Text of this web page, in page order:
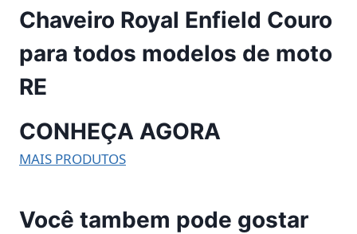
Chaveiro Royal Enfield Couro
para todos modelos de moto
RE
CONHEÇA AGORA
MAIS PRODUTOS
Você tambem pode gostar